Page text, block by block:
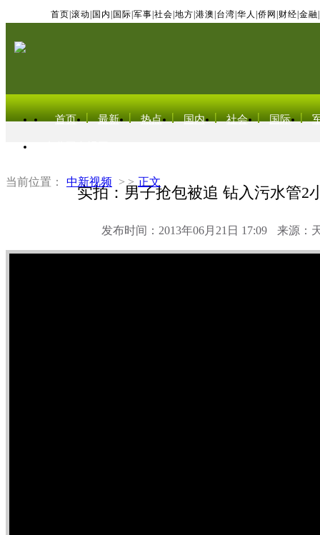
首页 滚动 国内 国际 军事 社会 地方 港澳 台湾 华人 侨网 财经 金融
首页 最新 热点 国内 社会 国际
当前位置： 中新视频 > > 正文
实拍：男子抢包被追 钻入污水管2
发布时间：2013年06月21日 17:09 来源：